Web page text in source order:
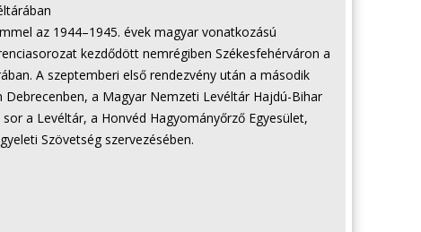
az 1944–1945. évek magyar vonatkozású
kezdődött nemrégiben Székesfehérváron a
A szeptemberi első rendezvény után a második
a Magyar Nemzeti Levéltár Hajdú-Bihar
a Levéltár, a Honvéd Hagyományőrző Egyesület,
Szövetség szervezésében.